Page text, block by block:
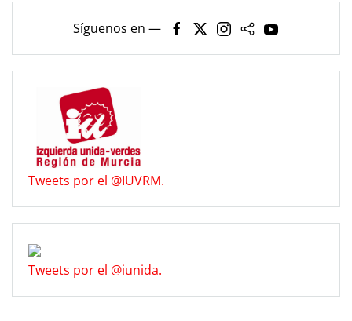
Síguenos en —
Tweets por el @IUVRM.
Tweets por el @iunida.